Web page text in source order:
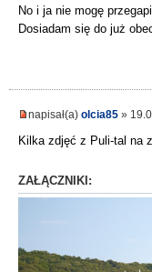
No i ja nie mogę
Dosiadam się do już
napisał(a) olcia85 »
Kilka zdjęć z Puli-tal na
ZAŁĄCZNIKI: